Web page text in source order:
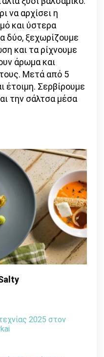
να αρχίσει η
και ύστερα
δύο, ξεχωρίζουμε
και τα ρίχνουμε
άρωμα και
Μετά από 5
έτοιμη. Σερβίρουμε
την σάλτσα μέσα
2025 στον